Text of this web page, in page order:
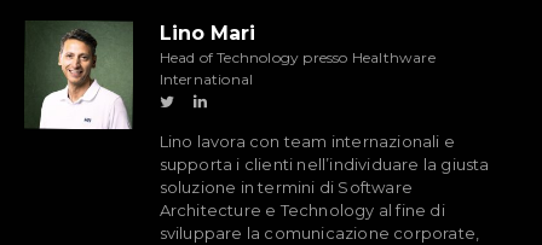
Lino Mari
Head of Technology presso Healthware
International
Lino lavora con team internazionali e
supporta i clienti nell’individuare la giusta
soluzione in termini di Software
Architecture e Technology al fine di
sviluppare la comunicazione corporate,